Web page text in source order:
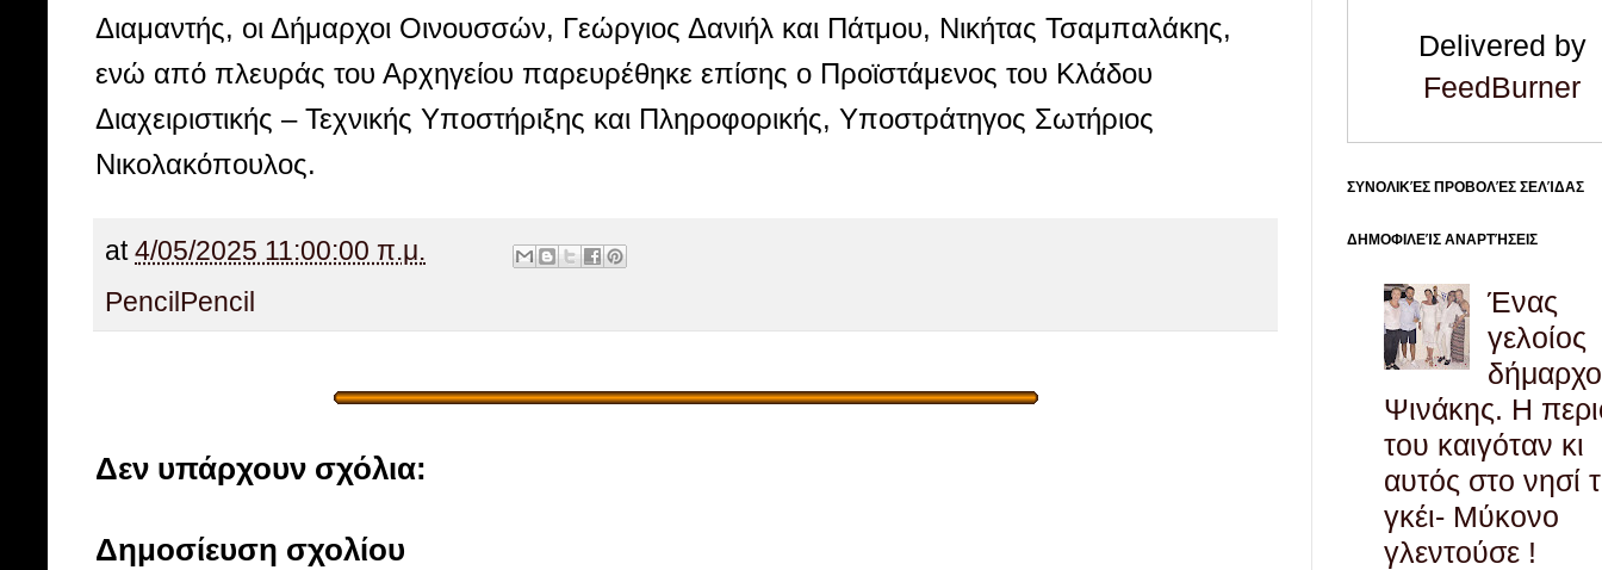
Διαμαντής, οι Δήμαρχοι Οινουσσών, Γεώργιος Δανιήλ και Πάτμου, Νικήτας Τσαμπαλάκης,
ενώ από πλευράς του Αρχηγείου παρευρέθηκε επίσης ο Προϊστάμενος του Κλάδου
Διαχειριστικής – Τεχνικής Υποστήριξης και Πληροφορικής, Υποστράτηγος Σωτήριος
Νικολακόπουλος.
at 4/05/2025 11:00:00 π.μ.
Pencil Pencil
Δεν υπάρχουν σχόλια:
Δημοσίευση σχολίου
Delivered by
FeedBurner
ΣΥΝΟΛΙΚΈΣ ΠΡΟΒΟΛΈΣ ΣΕΛΊΔΑΣ
ΔΗΜΟΦΙΛΕΊΣ ΑΝΑΡΤΉΣΕΙΣ
Ένας
γελοίος
Ψινάκης. Η
του καιγόταν κι
αυτός στο νησί
γκέι- Μύκονο
γλεντούσε !